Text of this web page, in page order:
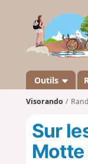
Outils
Visorando
Sur
Motte